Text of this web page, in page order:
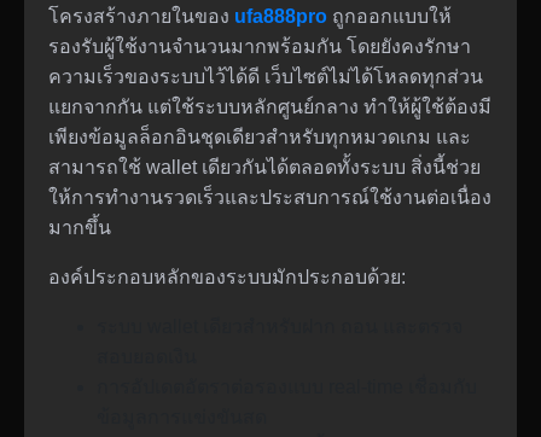
โครงสร้างภายในของ ufa888pro ถูกออกแบบให้
รองรับผู้ใช้งานจำนวนมากพร้อมกัน โดยยังคงรักษา
ความเร็วของระบบไว้ได้ดี เว็บไซต์ไม่ได้โหลดทุกส่วน
แยกจากกัน แต่ใช้ระบบหลักศูนย์กลาง ทำให้ผู้ใช้ต้องมี
เพียงข้อมูลล็อกอินชุดเดียวสำหรับทุกหมวดเกม และ
สามารถใช้ wallet เดียวกันได้ตลอดทั้งระบบ สิ่งนี้ช่วย
ให้การทำงานรวดเร็วและประสบการณ์ใช้งานต่อเนื่อง
มากขึ้น
องค์ประกอบหลักของระบบมักประกอบด้วย: